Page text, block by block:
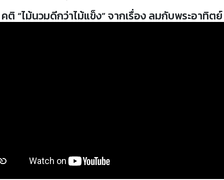
คติ “ไม้นวมดีกว่าไม้แข็ง” จากเรื่อง ลมกับพระอาทิตย์